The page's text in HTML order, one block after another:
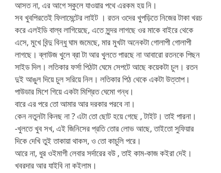
আসত না, এর আগে স্কুলে যাওয়ার পথে এরকম হয় নি।
সব খুবপিরতেই ফিলামেন্টের লাইট । রতন ওদের খুপড়িতে নিজের টাকা খরচ
করে এলইডি বাল্ব লাগিয়েছে, এতে সুন্দর লাগছে ওর মাকে বাইরে থেকে
এসে, মুখে বিন্দু বিন্ধু ঘাম জমেছে, মার মুখটা অনেকটা গোলাপী গোলাপী
লাগছে। ব্লাউজ খুলে ব্রা টা আর খুলতে পারছে না আবারো রতনকে পিছন
সাইড দিল। লতিকার ফর্সা পিঠটা ঘেমে সেপটে আছে কয়েকটা চুল। রতন
দুই আঙুল দিয়ে চুল সরিয়ে নিল। লতিকার পিঠ থেকে একটা উত্তাপ।
পাউডার মিশে গিয়ে একটা মিশ্রিত ঘেমো গন্ধ।
বারে এর পরে তো আমার আর দরকার পরবে না।
কেন নতুনটা কিনছ না ? এটা তো ছোট হয়ে গেছে , টাইট। তাই পারনা।
-খুলতে খুব সখ, এই জিনিসের প্রতি তোর লোভ আছে, তাইতো সুফিয়ার
দিকে দেখি তুই তাকায়া থাকস, ও তো কাচুলি পরে।
আরে না, ধুর ওইমাগী লেবার সর্দারের বউ , তাই কাম-কাজ কইরা দেই।
খবরদার আর যাইবি না কইলাম।